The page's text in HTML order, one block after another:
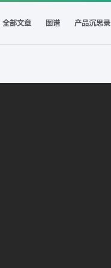
全部文章 图谱 产品沉思录